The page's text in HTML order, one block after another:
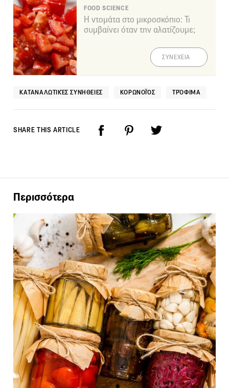
FOOD SCIENCE
Η ντομάτα στο μικροσκόπιο: Τι
συμβαίνει όταν την αλατίζουμε;
ΣΥΝΕΧΕΙΑ
ΚΑΤΑΝΑΛΩΤΙΚΈΣ ΣΥΝΉΘΕΙΕΣ ΚΟΡΩΝΟΪΌΣ ΤΡΌΦΙΜΑ
SHARE THIS ARTICLE
Περισσότερα